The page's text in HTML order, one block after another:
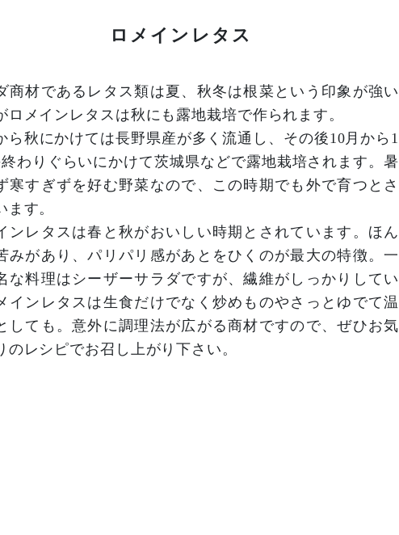
ロメインレタス
商材であるレタス類は夏、秋冬は根菜という印象が強い
ロメインレタスは秋にも露地栽培で作られます。
ら秋にかけては長野県産が多く流通し、その後10月から1
わりぐらいにかけて茨城県などで露地栽培されます。暑
寒すぎずを好む野菜なので、この時期でも外で育つとさ
ます。
ンレタスは春と秋がおいしい時期とされています。ほん
みがあり、パリパリ感があとをひくのが最大の特徴。一
な料理はシーザーサラダですが、繊維がしっかりしてい
インレタスは生食だけでなく炒めものやさっとゆでて温
しても。意外に調理法が広がる商材ですので、ぜひお気
のレシピでお召し上がり下さい。